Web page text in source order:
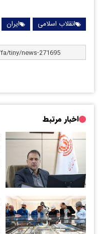
انقلاب اسلامی ایران
اخبار مرتبط